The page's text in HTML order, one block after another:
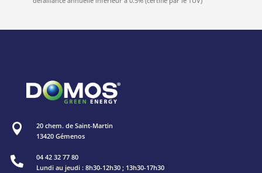

20 chem. de Saint-Martin
13420 Gémenos

04 42 32 77 80
Lundi au jeudi : 8h30-12h30 ; 13h30-17h30